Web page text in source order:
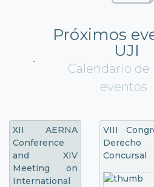
Próximos
UJI
Calendario
eventos
XII AERNA
Conference
and XIV
Meeting on
International
VIII
Derecho
Concursal